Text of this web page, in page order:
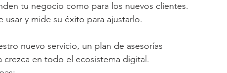
tu negocio como para los nuevos clientes.
y mide su éxito para ajustarlo.
nuevo servicio, un plan de asesorías
en todo el ecosistema digital.